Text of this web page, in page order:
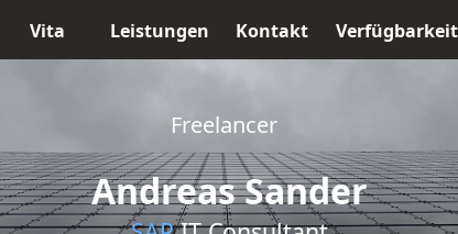
Vita Leistungen Kontakt Verfügbarkeit
Andreas Sander
Freelancer